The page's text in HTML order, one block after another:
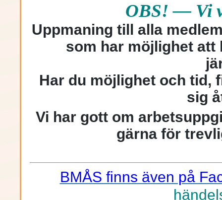
OBS! — Vi
Uppmaning till alla
som har möjlighet att
Har du möjlighet och tid,
sig
Vi har gott om
gärna för
BMÅS finns även på